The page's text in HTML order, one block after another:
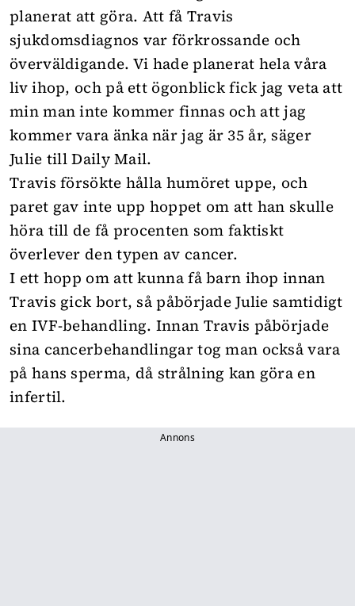
planerat att göra. Att få Travis
sjukdomsdiagnos var förkrossande och
överväldigande. Vi hade planerat hela våra
liv ihop, och på ett ögonblick fick jag veta att
min man inte kommer finnas och att jag
kommer vara änka när jag är 35 år, säger
Julie tillDaily Mail.
Travis försökte hålla humöret uppe, och
paret gav inte upp hoppet om att han skulle
höra till de få procenten som faktiskt
överlever den typen av cancer.
I ett hopp om att kunna få barn ihop innan
Travis gick bort, så påbörjade Julie samtidigt
en IVF-behandling. Innan Travis påbörjade
sina cancerbehandlingar tog man också vara
på hans sperma, då strålning kan göra en
infertil.
Annons